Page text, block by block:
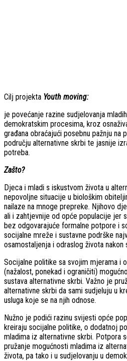
Cilj projekta Youth moving:
je povećanje razine sudjelovanja
demokratskim procesima, kroz
građana obraćajući posebnu pažnju na
području alternativne skrbi te jasnije
potreba.
Zašto?
Djeca i mladi s iskustvom života u
nepovoljne situacije u biološkim
nailaze na mnoge prepreke. Njihovo
ali i zahtjevnije od opće populacije jer
bez odgovarajuće formalne potpore i
socijalne mreže i sustavne podrške
osamostaljenja i odraslog života nakon
Socijalne politike sa svojim mjerama i
(nažalost, ponekad i ograničiti)
sustava alternativne skrbi. Važno je
alternativne skrbi da sami sudjeluju u
usluga koje se na njih odnose.
Nužno je podići razinu svijesti opće
kreiraju socijalne politike, o dodatnoj
mladima iz alternativne skrbi. Potpora
pružanje mogućnosti mladima iz
života, pa tako i u sudjelovanju u